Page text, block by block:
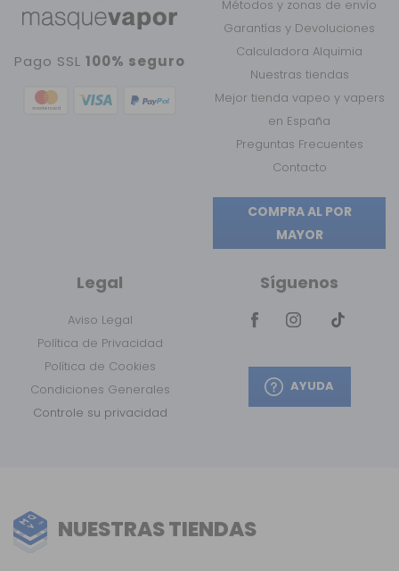
Pago SSL100% seguro
Métodos y zonas de envío
Garantías y Devoluciones
Calculadora Alquimia
Nuestras tiendas
Mejor tienda vapeo y vapers
en España
Preguntas Frecuentes
Contacto
COMPRA AL POR
MAYOR
Legal
Aviso Legal
Política de Privacidad
Política de Cookies
Condiciones Generales
Controle su privacidad
Síguenos
AYUDA
NUESTRAS TIENDAS